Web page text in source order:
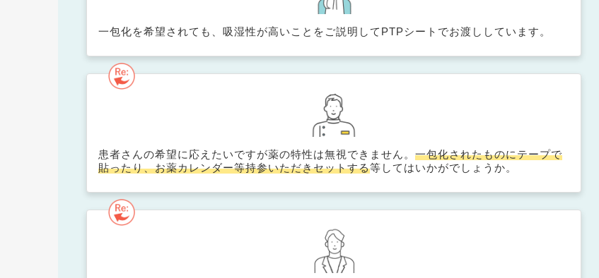
一包化を希望されても、吸湿性が高いことをご説明してPTPシートでお渡ししています。
患者さんの希望に応えたいですが薬の特性は無視できません。 一包化されたものにテープで
貼ったり、お薬カレンダー等持参いただきセットする等してはいかがでしょうか。